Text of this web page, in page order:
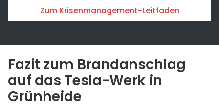
Zum Krisenmanagement-Leitfaden
Fazit zum Brandanschlag
auf das Tesla-Werk in
Grünheide